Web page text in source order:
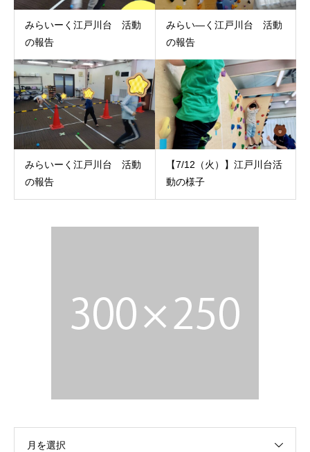
みらいーく江戸川台 活動
の報告
みらい―く江戸川台 活動
の報告
みらいーく江戸川台 活動
の報告
【7/12（火）】江戸川台活
動の様子
月を選択